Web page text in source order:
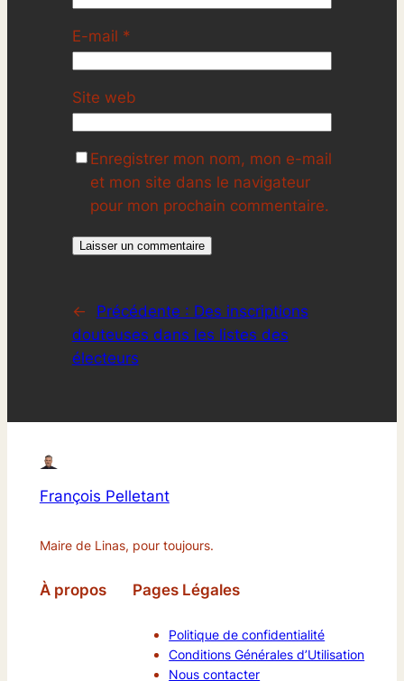
E-mail *
Site web
Enregistrer mon nom, mon e-mail
et mon site dans le navigateur
pour mon prochain commentaire.
← Précédente : Des inscriptions
douteuses dans les listes des
électeurs
François Pelletant
Maire de Linas, pour toujours.
À propos Pages Légales
Politique de confidentialité
Conditions Générales d’Utilisation
Nous contacter